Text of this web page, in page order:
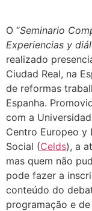
O “Seminario
Experiencias y
realizado
Ciudad Real, na
de reformas
Espanha.
com a
Centro Europeo y
Social (Celds), a
mas quem não
pode fazer a
conteúdo do
programação e